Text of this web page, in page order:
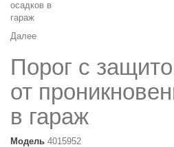
Далее
Порог с
от
в гараж
Модель 4015952